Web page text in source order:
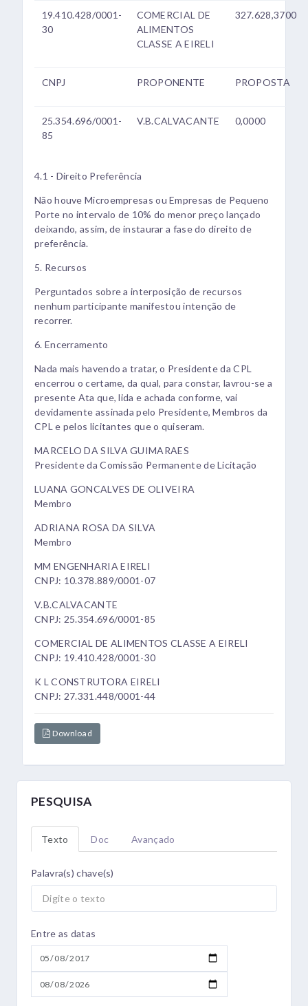
19.410.428/0001-
30
COMERCIAL DE
ALIMENTOS
CLASSE A EIRELI
327.628,3700
CNPJ PROPONENTE PROPOSTA
25.354.696/0001-
85
V.B.CALVACANTE 0,0000
4.1 - Direito Preferência
Não houve Microempresas ou Empresas de Pequeno
Porte no intervalo de 10% do menor preço lançado
deixando, assim, de instaurar a fase do direito de
preferência.
5. Recursos
Perguntados sobre a interposição de recursos
nenhum participante manifestou intenção de
recorrer.
6. Encerramento
Nada mais havendo a tratar, o Presidente da CPL
encerrou o certame, da qual, para constar, lavrou-se a
presente Ata que, lida e achada conforme, vai
devidamente assinada pelo Presidente, Membros da
CPL e pelos licitantes que o quiseram.
MARCELO DA SILVA GUIMARAES
Presidente da Comissão Permanente de Licitação
LUANA GONCALVES DE OLIVEIRA
Membro
ADRIANA ROSA DA SILVA
Membro
MM ENGENHARIA EIRELI
CNPJ: 10.378.889/0001-07
V.B.CALVACANTE
CNPJ: 25.354.696/0001-85
COMERCIAL DE ALIMENTOS CLASSE A EIRELI
CNPJ: 19.410.428/0001-30
K L CONSTRUTORA EIRELI
CNPJ: 27.331.448/0001-44
Download
PESQUISA
Texto Doc Avançado
Palavra(s) chave(s)
Entre as datas